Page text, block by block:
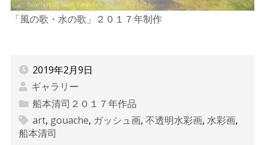
「風の歌・水の歌」２０１７年制作
2019年2月9日
ギャラリー
船本清司２０１７年作品
art, gouache, ガッシュ画, 不透明水彩画, 水彩画,
船本清司